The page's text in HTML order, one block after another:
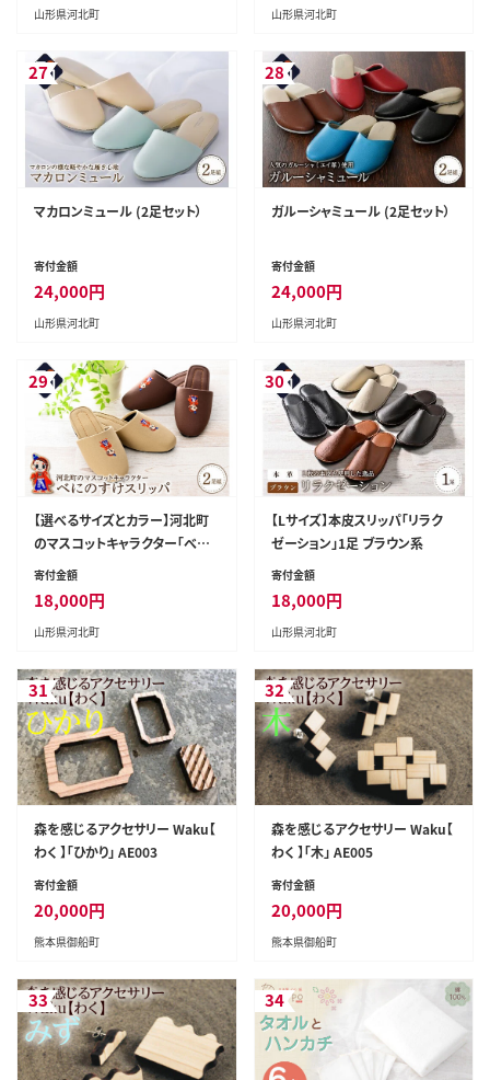
山形県河北町 山形県河北町
27
マカロンミュール (2足セット）
寄付金額
24,000円
山形県河北町
28
ガルーシャミュール (2足セット）
寄付金額
24,000円
山形県河北町
29
【選べるサイズとカラー】河北町
のマスコットキャラクター「べに
のすけ」スリッパ（2足セット）【タ
寄付金額
18,000円
山形県河北町
30
【Lサイズ】本皮スリッパ「リラク
ゼーション」1足 ブラウン系
寄付金額
18,000円
山形県河北町
31
森を感じるアクセサリー Waku【
わく 】「ひかり」 AE003
寄付金額
20,000円
熊本県御船町
32
森を感じるアクセサリー Waku【
わく 】「木」 AE005
寄付金額
20,000円
熊本県御船町
33 34